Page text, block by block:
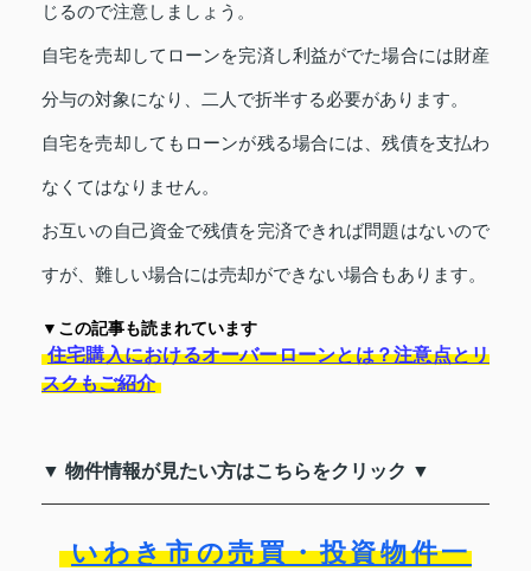
じるので注意しましょう。
自宅を売却してローンを完済し利益がでた場合には財産
分与の対象になり、二人で折半する必要があります。
自宅を売却してもローンが残る場合には、残債を支払わ
なくてはなりません。
お互いの自己資金で残債を完済できれば問題はないので
すが、難しい場合には売却ができない場合もあります。
▼この記事も読まれています
住宅購入におけるオーバーローンとは？注意点とリ
スクもご紹介
▼ 物件情報が見たい方はこちらをクリック ▼
いわき市の売買・投資物件一